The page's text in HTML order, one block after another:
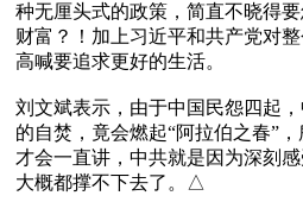
种无厘头式的政策，简直不晓得
财富？！加上习近平和共产党对
高喊要追求更好的生活。
刘文斌表示，由于中国民怨四起
的自焚，竟会燃起“阿拉伯之春”
才会一直讲，中共就是因为深刻